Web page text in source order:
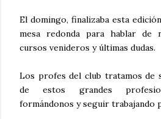
El domingo, finalizaba esta
mesa redonda para hablar de
cursos venideros y últimas dudas.
Los profes del club tratamos de
de estos grandes
formándonos y seguir trabajando